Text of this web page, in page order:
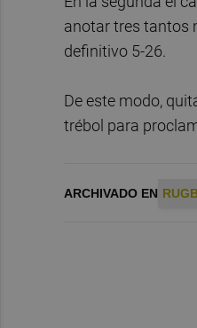
anotar tres tantos
definitivo 5-26.
De este modo,
trébol para
ARCHIVADO EN